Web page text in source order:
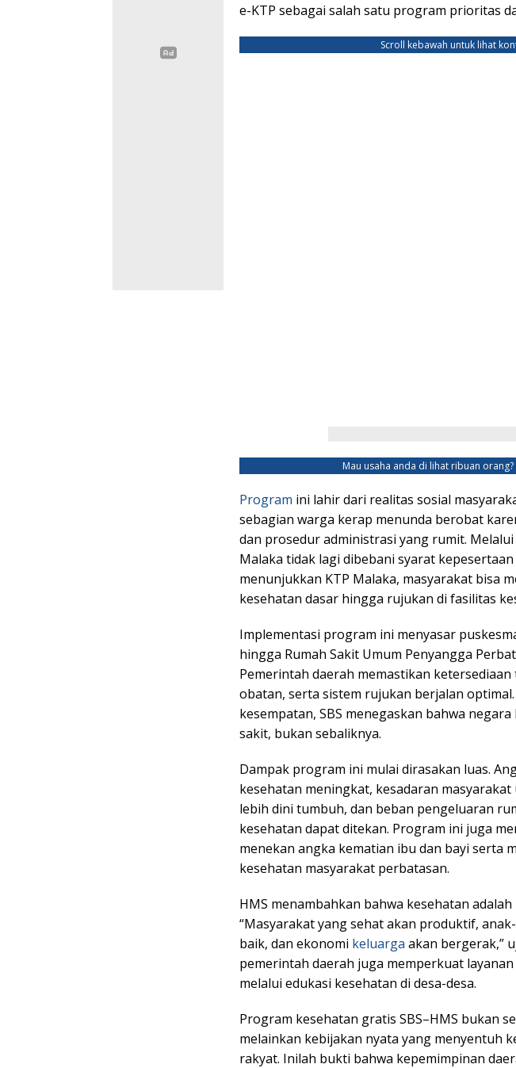
e-KTP sebagai salah satu program prioritas
Scroll kebawah untuk lihat
Mau usaha anda di lihat ribuan orang?
Program ini lahir dari realitas sosial
sebagian warga kerap menunda berobat
dan prosedur administrasi yang rumit.
Malaka tidak lagi dibebani syarat
menunjukkan KTP Malaka, masyarakat bisa
kesehatan dasar hingga rujukan di fasilitas
Implementasi program ini menyasar
hingga Rumah Sakit Umum Penyangga
Pemerintah daerah memastikan
obatan, serta sistem rujukan berjalan
kesempatan, SBS menegaskan bahwa
sakit, bukan sebaliknya.
Dampak program ini mulai dirasakan luas.
kesehatan meningkat, kesadaran
lebih dini tumbuh, dan beban pengeluaran
kesehatan dapat ditekan. Program ini juga
menekan angka kematian ibu dan bayi serta
kesehatan masyarakat perbatasan.
HMS menambahkan bahwa kesehatan
“Masyarakat yang sehat akan produktif,
baik, dan ekonomi keluarga akan bergerak,”
pemerintah daerah juga memperkuat
melalui edukasi kesehatan di desa-desa.
Program kesehatan gratis SBS–HMS bukan
melainkan kebijakan nyata yang menyentuh
rakyat. Inilah bukti bahwa kepemimpinan